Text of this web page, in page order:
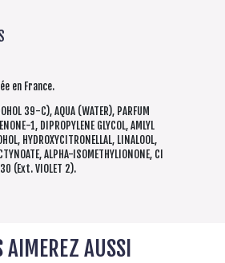
en France.
39-C), AQUA (WATER), PARFUM
1, DIPROPYLENE GLYCOL, AMLYL
HYDROXYCITRONELLAL, LINALOOL,
ALPHA-ISOMETHYLIONONE, CI
(Ext. VIOLET 2).
AIMEREZ AUSSI